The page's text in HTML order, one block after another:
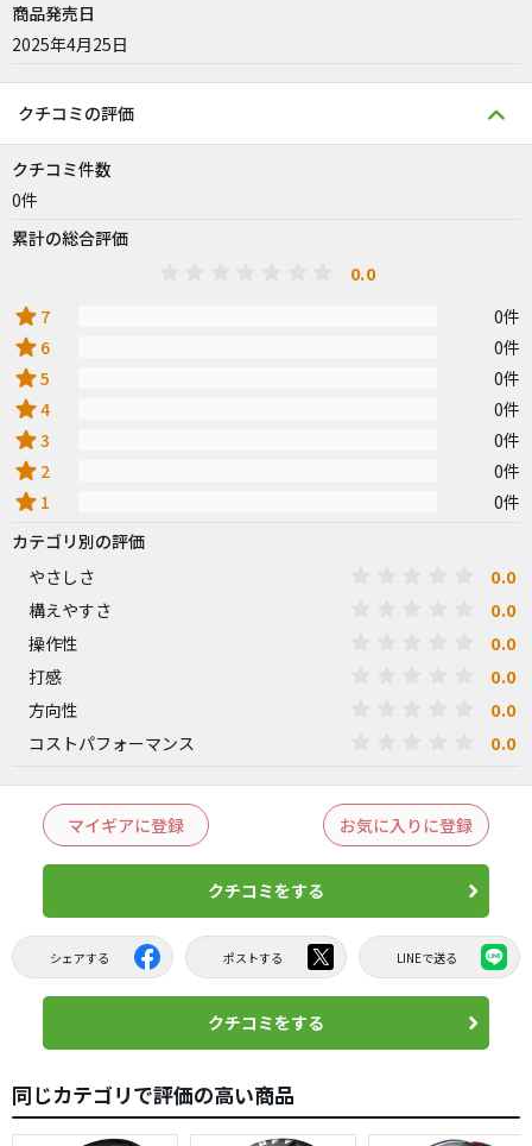
商品発売日
2025年4月25日
クチコミの評価
クチコミ件数
0件
累計の総合評価
0.0
star 7 0件
star 6 0件
star5 0件
star4 0件
star3 0件
star 2 0件
star 1
0件
カテゴリ別の評価
やさしさ
0.0
構えやすさ 0.0
操作性 0.0
打感 0.0
方向性 0.0
コストパフォーマンス 0.0
マイギアに登録 お気に入りに登録
クチコミをする
シェアする ポストする LINEで送る
クチコミをする
同じカテゴリで評価の高い商品